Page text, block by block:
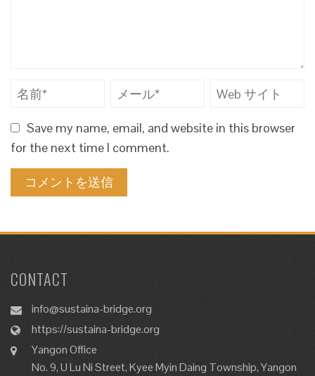
Save my name, email, and website in this browser
for the next time I comment.
CONTACT
info@sustaina-bridge.org
https://sustaina-bridge.org
Yangon Office
No. 9, U Lu Ni Street, Kyee Myin Daing Township, Yangon